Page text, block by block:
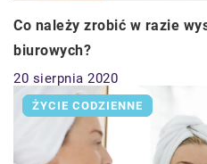
Co należy zrobić w razie
biurowych?
20 sierpnia 2020
ŻYCIE CODZIENNE